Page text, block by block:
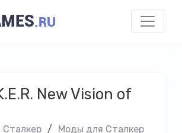
.RU
New Vision of
/
Моды для Сталкер